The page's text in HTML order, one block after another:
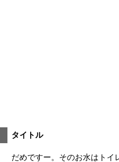
タイトル
だめですー。そのお水はトイ